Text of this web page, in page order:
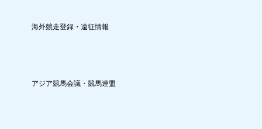
海外競走登録・遠征情報
アジア競馬会議・競馬連盟